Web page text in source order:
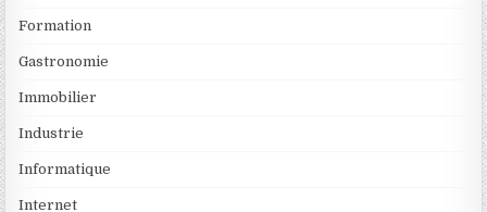
Formation
Gastronomie
Immobilier
Industrie
Informatique
Internet